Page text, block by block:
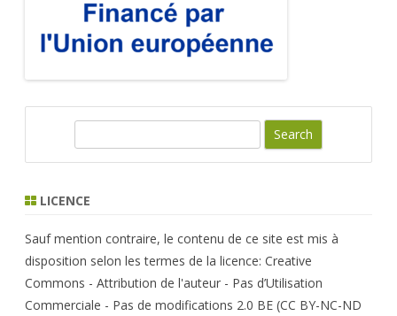
r
h
LICENCE
Sauf mention contraire, le contenu de ce site est mis à
disposition selon les termes de la licence: Creative
Commons - Attribution de l'auteur - Pas d’Utilisation
Commerciale - Pas de modifications 2.0 BE (CC BY-NC-ND